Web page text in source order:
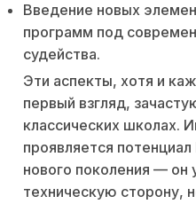
Введение новых
программ под
судейства.
Эти аспекты, хотя и
первый взгляд,
классических школах.
проявляется
нового поколения — он
техническую сторону,